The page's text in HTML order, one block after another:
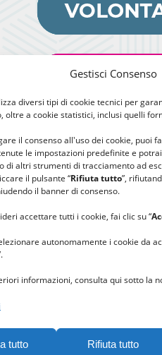
Gestisci Consenso
diversi tipi di cookie tecnici per
oltre a cookie statistici, inclusi quelli
il consenso all'uso dei cookie, puoi
le impostazioni predefinite e
di altri strumenti di tracciamento ad
il pulsante “Rifiuta tutto”,
il banner di consenso.
accettare tutti i cookie, fai clic su “
autonomamente i cookie da
informazioni, consulta qui sotto la
tutto Rifiuta tutto